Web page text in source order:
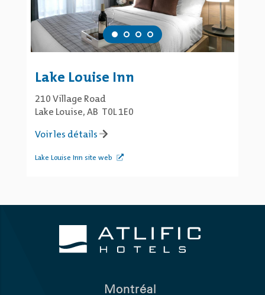
Lake Louise Inn
210 Village Road
Lake Louise, AB T0L 1E0
Voir les détails
Lake Louise Inn site web
Montréal